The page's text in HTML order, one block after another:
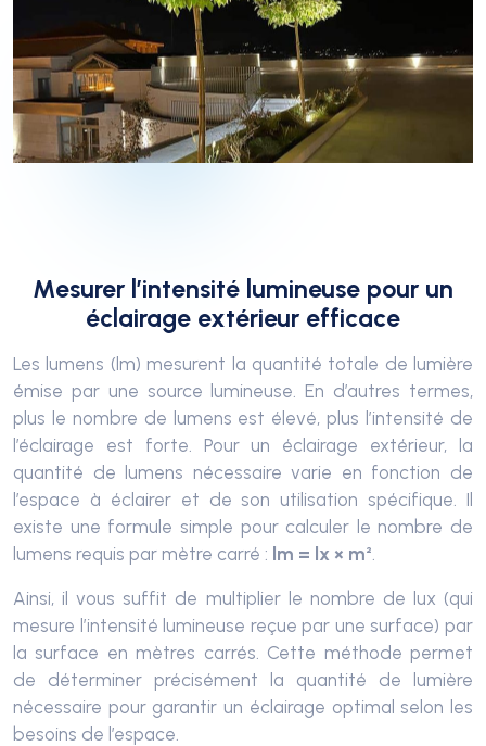
Mesurer l’intensité lumineuse pour un
éclairage extérieur efficace
Les lumens (lm) mesurent la quantité totale de lumière
émise par une source lumineuse. En d’autres termes,
plus le nombre de lumens est élevé, plus l’intensité de
l’éclairage est forte. Pour un éclairage extérieur, la
quantité de lumens nécessaire varie en fonction de
l’espace à éclairer et de son utilisation spécifique. Il
existe une formule simple pour calculer le nombre de
lumens requis par mètre carré : lm = lx × m²
Ainsi, il vous suffit de multiplier le nombre de lux (qui
mesure l’intensité lumineuse reçue par une surface) par
la surface en mètres carrés. Cette méthode permet
de déterminer précisément la quantité de lumière
nécessaire pour garantir un éclairage optimal selon les
besoins de l’espace.